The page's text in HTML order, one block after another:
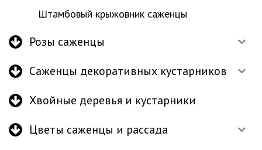
Штамбовый крыжовник саженцы
Розы саженцы
Саженцы декоративных кустарников
Хвойные деревья и кустарники
Цветы саженцы и рассада